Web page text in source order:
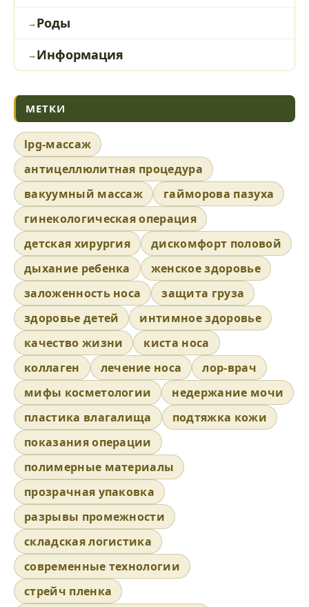
Роды
Информация
МЕТКИ
lpg-массаж
антицеллюлитная процедура
вакуумный массаж
гайморова пазуха
гинекологическая операция
детская хирургия
дискомфорт половой
дыхание ребенка
женское здоровье
заложенность носа
защита груза
здоровье детей
интимное здоровье
качество жизни
киста носа
коллаген
лечение носа
лор-врач
мифы косметологии
недержание мочи
пластика влагалища
подтяжка кожи
показания операции
полимерные материалы
прозрачная упаковка
разрывы промежности
складская логистика
современные технологии
стрейч пленка